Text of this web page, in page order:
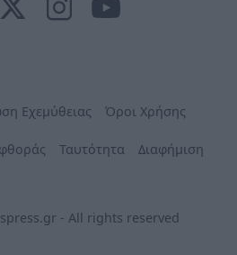
Εχεμύθειας Όροι Χρήσης
Ταυτότητα Διαφήμιση
- All rights reserved